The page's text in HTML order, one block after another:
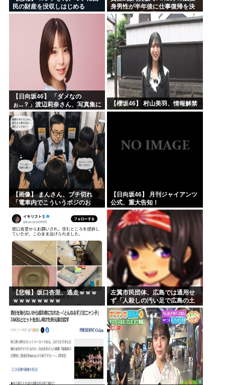
民の財産を没収しはじめる
身男性が半年後に仕事復帰を決
意した「1通の通知」
【日向坂46】 「ダメなの
ぉ...？」渡辺莉奈さん、写真集に
興味津々
【櫻坂46】 村山美羽、情報解禁
【画像】 まんさん、ブチ切れ
「電車内でこういうポジのお
【日向坂46】 月刊ジャイアンツ
公式、重大告知！
【悲報】坂口杏里、逃走ｗｗｗ
ｗｗｗｗｗｗｗｗ
左翼市民団体、広島では通用せ
ず「人殺しの汚い足で広島の土
を踏むな！」→広島県民「お前
らの方が汚いんじゃ！」「ワシ
らが広島県民じゃ」